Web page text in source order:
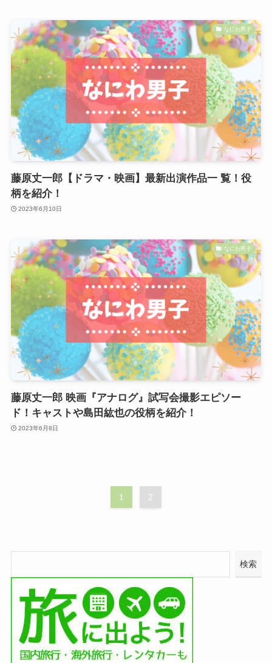
なにわ男子
藤原丈一郎【ドラマ・映画】最新出演作品一 覧！役
柄を紹介！
2023年6月10日
なにわ男子
藤原丈一郎 映画『アナログ』試写会撮影エピソー
ド！キャストや島田紘也の役柄を紹介！
2023年6月8日
1 2
検索